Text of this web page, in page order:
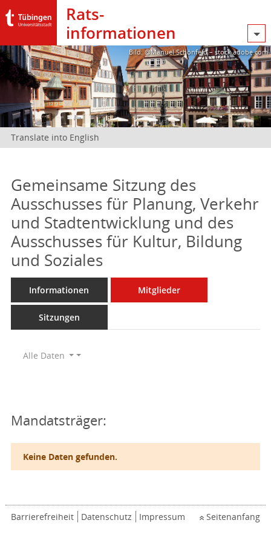
Rats­
informationen
Bild: @Manuel Schönfeld – stock.adobe.com
Translate into English
Gemeinsame Sitzung des
Ausschusses für Planung, Verkehr
und Stadtentwicklung und des
Ausschusses für Kultur, Bildung
und Soziales
Informationen Mitglieder
Sitzungen
Alle Daten
Mandatsträger:
Keine Daten gefunden.
Barrierefreiheit Datenschutz Impressum Seitenanfang